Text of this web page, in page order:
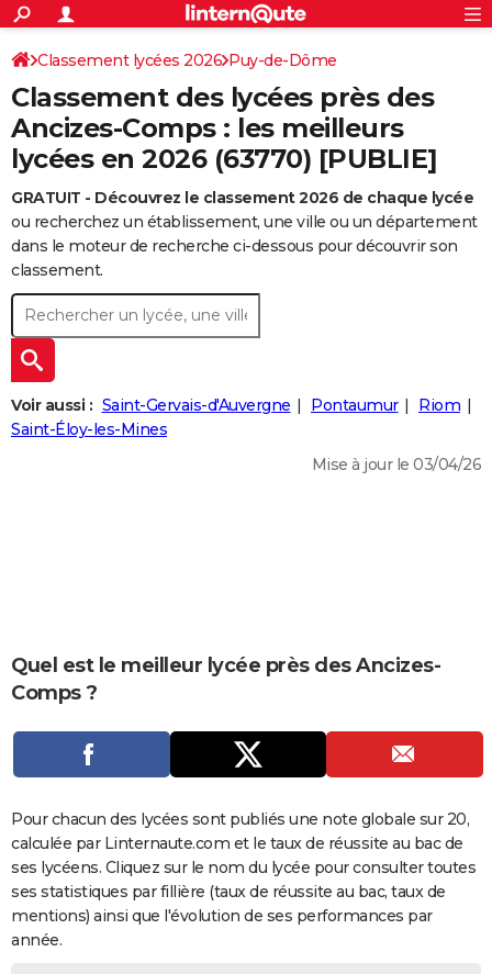
ACTUALITÉS
Politique
Société
Faits Divers
Education
Monde
Villes
+
SPORT
Coupe du monde 2026
Football
Tennis
Cyclisme
Rugby
Forum
CULTURE
Programme TV
TNT
Streaming
Cinéma
Sorties cinéma
Musique
+FINANCE
Retraite
Impôts
Epargne
Immobilier
Risques naturels par ville
Banque
Assurance
Crédit
AUTO
Essais
Réserver un essai
Citadines
Berlines
SUV
Forum auto
+
HIGH-TECH
BRICOLAGE
Forum
Aménagement intérieur
Extérieur
Cuisine
Salle de bains
Jardinage
Rangement
+WEEK-END
Guides de France
Escapades
Patrimoine
Expositions
Musées
Week-end nature
+
LIFESTYLE
Art de vivre
Bien-être
Loisirs
Mode
Modes de vie
+SANTE
Carte de Noël
Carte Bonne année
Carte Saint-Valentin
Carte Pâques
Carte d'anniversaire
DICTIONNAIRE
Dictionnaire
Biographies
Citations
Expressions
Proverbes
PROGRAMME TV
S'inscrire
Se connecter
Lycées
Collèges
Primaires
Universités
Entreprises
Service militaire
Avis de recherche
AVIS DE DÉCÈS
FORUM
Bricolage
Lifestyle
Culture
Sport
Auto
Television
Voyage
Cinema
S'inscrire
Connexion
Classement lycées 2026 Puy-de-Dôme
Classement des lycées près des
Ancizes-Comps : les meilleurs
lycées en 2026 (63770) [PUBLIE]
GRATUIT - Découvrez le classement 2026 de chaque lycée
ou recherchez un établissement, une ville ou un département
dans le moteur de recherche ci-dessous pour découvrir son
classement.
Voir aussi : Saint-Gervais-d'Auvergne Pontaumur
Riom
Saint-Éloy-les-Mines
Mise à jour le 03/04/26
Quel est le meilleur lycée près des Ancizes-
Comps ?
Pour chacun des lycées sont publiés une note globale sur 20,
calculée par Linternaute.com et le taux de réussite au bac de
ses lycéens. Cliquez sur le nom du lycée pour consulter toutes
ses statistiques par fillière (taux de réussite au bac, taux de
mentions) ainsi que l'évolution de ses performances par
année.